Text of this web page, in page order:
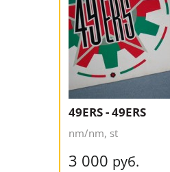
49ERS - 49ERS
nm/nm, st
3 000 руб.